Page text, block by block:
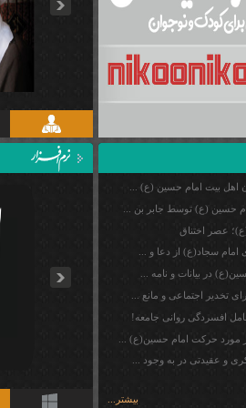
اهل ‏بیت امام حسین (ع) ...
حسین (ع) توسط جابر بن ...
عصر اختناق
امام سجاد(ع) از دعا و ...
در بیانات و نامه ...
تخدیر اجتماعی و مانع ...
افسردگی روانی جامعه!
مورد حركت امام حسين(ع) ...
و عقیدتی در به وجود ...
بیشتر...
next